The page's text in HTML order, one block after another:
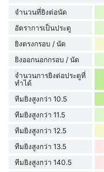
จำนวนที่ยิงต่อนัด
อัตราการเป็นประตู
ยิงตรงกรอบ / นัด
ยิงออกนอกกรอบ / นัด
จำนวนการยิงต่อประตูที่
ทำได้
ทีมยิงสูงกว่า 10.5
ทีมยิงสูงกว่า 11.5
ทีมยิงสูงกว่า 12.5
ทีมยิงสูงกว่า 13.5
ทีมยิงสูงกว่า 140.5